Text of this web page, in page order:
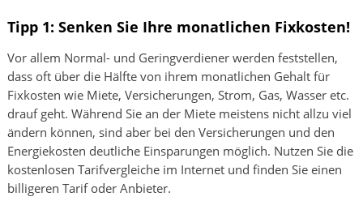
Tipp 1: Senken Sie Ihre monatlichen Fixkosten!
Vor allem Normal- und Geringverdiener werden feststellen,
dass oft über die Hälfte von ihrem monatlichen Gehalt für
Fixkosten wie Miete, Versicherungen, Strom, Gas, Wasser etc.
drauf geht. Während Sie an der Miete meistens nicht allzu viel
ändern können, sind aber bei den Versicherungen und den
Energiekosten deutliche Einsparungen möglich. Nutzen Sie die
kostenlosen Tarifvergleiche im Internet und finden Sie einen
billigeren Tarif oder Anbieter.